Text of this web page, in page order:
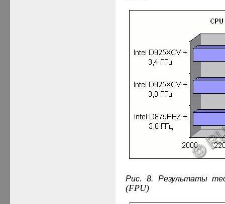
Рис. 8. Результаты
(FPU)